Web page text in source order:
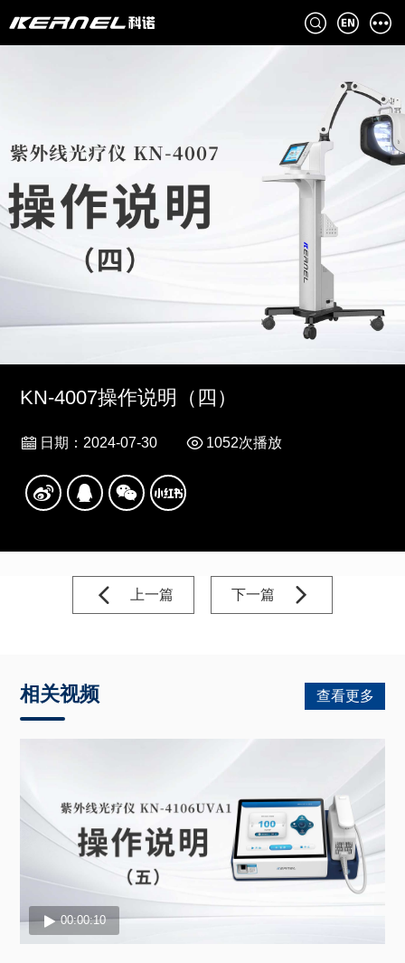
KN-4007操作说明（四）
日期：2024-07-30 1052次播放
上一篇 下一篇
相关视频 查看更多
00:00:10